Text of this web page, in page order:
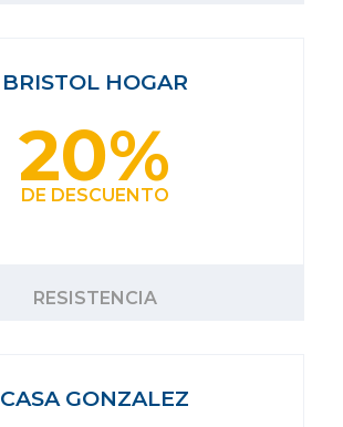
BRISTOL HOGAR
20%
DE DESCUENTO
RESISTENCIA
CASA GONZALEZ